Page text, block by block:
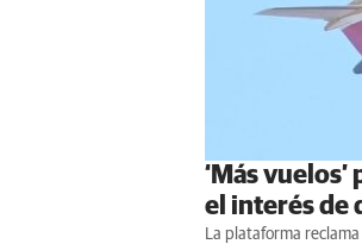
‘Más
el interés de
La plataforma